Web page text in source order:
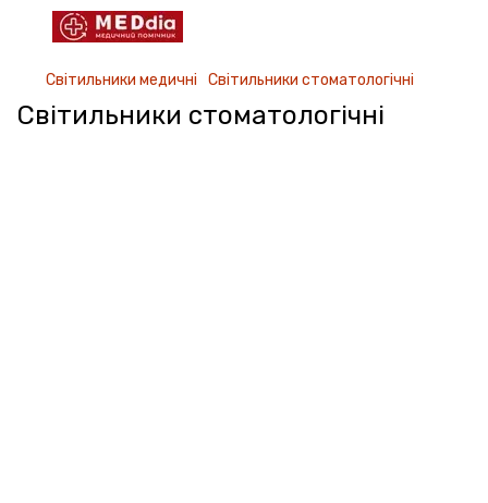
Світильники медичні Світильники стоматологічні
Світильники стоматологічні